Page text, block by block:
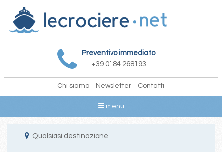
Preventivo immediato
+39 0184 268193
Chi siamo Newsletter Contatti
menu
Qualsiasi destinazione